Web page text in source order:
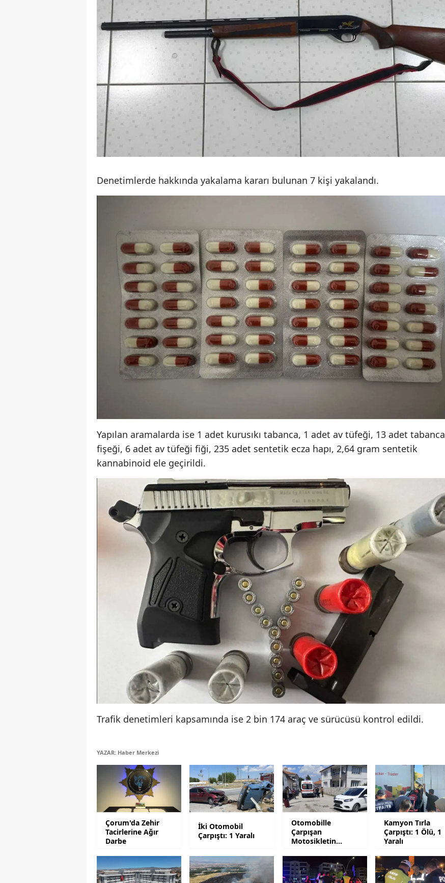
İstanbul
İzmir
Kars
Kastamonu
Kayseri
Kırklareli
Kırşehir
Kocaeli
Kütahya
Manisa
Kahramanmaraş
Mardin
Muğla
Muş
Nevşehir
Niğde
Ordu
Samsun
Tekirdağ
Tokat
Trabzon
Tunceli
Şanlıurfa
Aksaray
Kırıkkale
Batman
Şırnak
Bartın
Ardahan
Denetimlerde hakkında yakalama kararı bulunan 7 kişi yakalandı.
Yapılan aramalarda ise 1 adet kurusıkı tabanca, 1 adet av tüfeği, 13 adet tabanca
fişeği, 6 adet av tüfeği fiği, 235 adet sentetik ecza hapı, 2,64 gram sentetik
kannabinoid ele geçirildi.
Trafik denetimleri kapsamında ise 2 bin 174 araç ve sürücüsü kontrol edildi.
YAZAR: Haber Merkezi
Çorum'da Zehir
Tacirlerine Ağır
Darbe
İki Otomobil
Çarpıştı: 1 Yaralı
Otomobille
Çarpışan
Motosikletin
Kamyon Tırla
Çarpıştı: 1 Ölü, 1
Yaralı